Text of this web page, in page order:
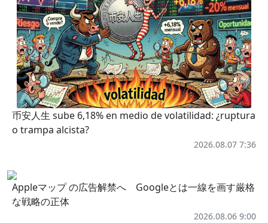
币安人生 sube 6,18% en medio de volatilidad: ¿ruptura
o trampa alcista?
2026.08.07 7:36
Appleマップ の広告解禁へ Googleとは一線を画す厳格
な戦略の正体
2026.08.06 9:00